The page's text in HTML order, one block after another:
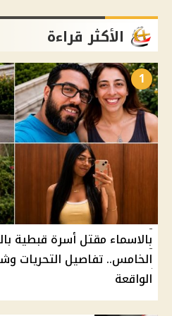
الأكثر قراءة
1
بالاسماء مقتل أسرة قبطية
الخامس.. تفاصيل التحريات
الواقعة